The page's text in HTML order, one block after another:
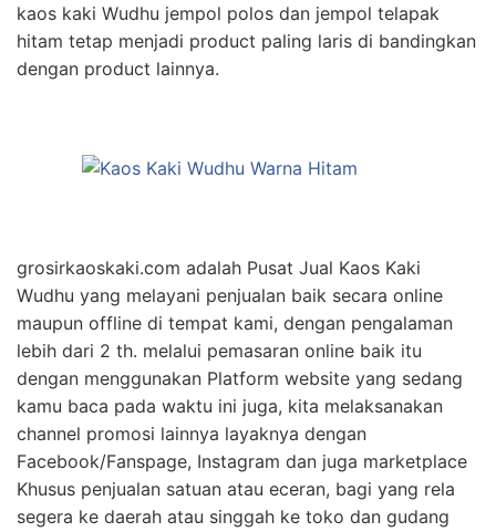
kaos kaki Wudhu jempol polos dan jempol telapak
hitam tetap menjadi product paling laris di bandingkan
dengan product lainnya.
grosirkaoskaki.com adalah Pusat Jual Kaos Kaki
Wudhu yang melayani penjualan baik secara online
maupun offline di tempat kami, dengan pengalaman
lebih dari 2 th. melalui pemasaran online baik itu
dengan menggunakan Platform website yang sedang
kamu baca pada waktu ini juga, kita melaksanakan
channel promosi lainnya layaknya dengan
Facebook/Fanspage, Instagram dan juga marketplace
Khusus penjualan satuan atau eceran, bagi yang rela
segera ke daerah atau singgah ke toko dan gudang